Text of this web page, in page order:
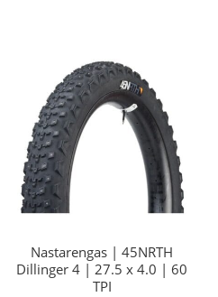
Nastarengas | 45NRTH
Dillinger 4 | 27.5 x 4.0 | 60
TPI